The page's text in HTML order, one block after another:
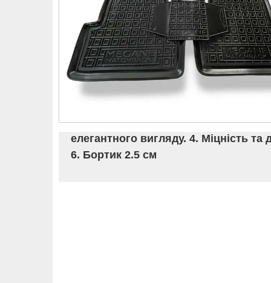
елегантного вигляду. 4. Міцність та
6. Бортик 2.5 см